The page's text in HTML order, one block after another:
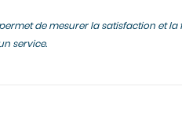
permet de mesurer la satisfaction
service.